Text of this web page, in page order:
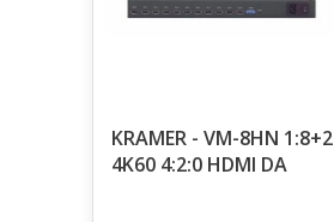
KRAMER - VM-8HN 1:8+2
4K60 4:2:0 HDMI DA